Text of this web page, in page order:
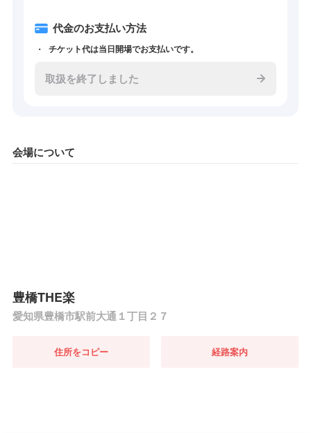
代金のお支払い方法
チケット代は当日開場でお支払いです。
取扱を終了しました
会場について
豊橋THE楽
愛知県豊橋市駅前大通１丁目２７
住所をコピー 経路案内